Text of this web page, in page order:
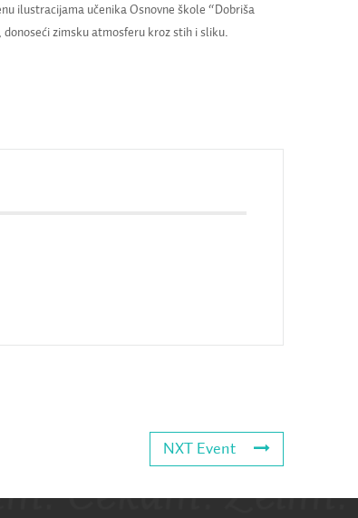
ilustracijama učenika Osnovne škole “Dobriša
zimsku atmosferu kroz stih i sliku.
NXT Event